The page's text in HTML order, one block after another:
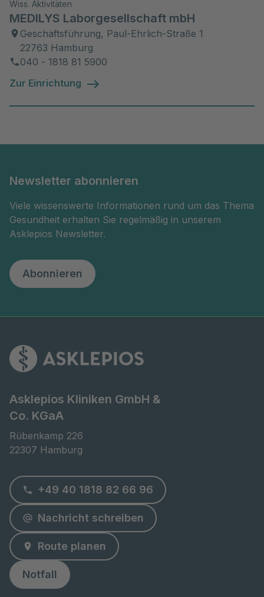
Wiss. Aktivitäten
MEDILYS Laborgesellschaft mbH
Geschäftsführung, Paul-Ehrlich-Straße 1
22763 Hamburg
040 - 1818 81 5900
Zur Einrichtung
Newsletter abonnieren
Viele wissenswerte Informationen rund um das Thema
Gesundheit erhalten Sie regelmäßig in unserem
Asklepios Newsletter.
Abonnieren
Asklepios Kliniken GmbH &
Co. KGaA
Rübenkamp 226
22307 Hamburg
+49 40 1818 82 66 96
Nachricht schreiben
Route planen
Notfall